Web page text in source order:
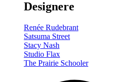
Designere
Renée Rudebrant
Satsuma Street
Stacy Nash
Studio Flax
The Prairie Schooler